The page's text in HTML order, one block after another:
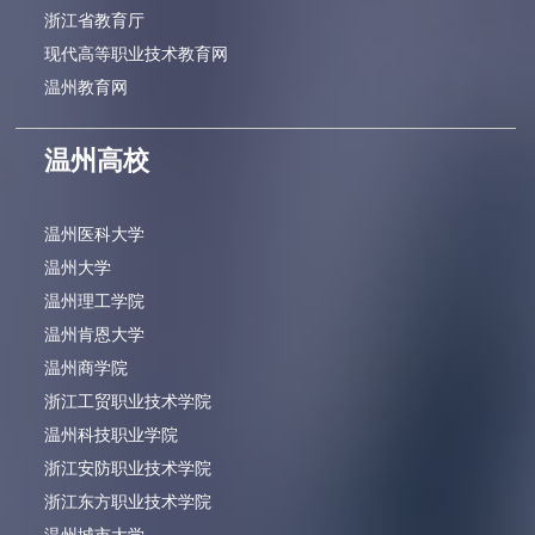
浙江省教育厅
现代高等职业技术教育网
温州教育网
温州高校
温州医科大学
温州大学
温州理工学院
温州肯恩大学
温州商学院
浙江工贸职业技术学院
温州科技职业学院
浙江安防职业技术学院
浙江东方职业技术学院